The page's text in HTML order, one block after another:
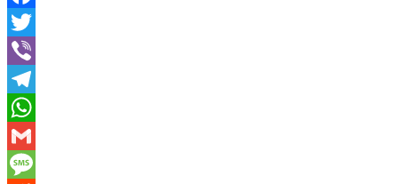
Facebook
Twitter
Viber
Telegram
WhatsApp
Gmail